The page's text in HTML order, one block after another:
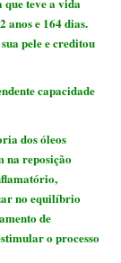
anos e 164 dias.
pele e creditou
capacidade
dos óleos
na reposição
no equilíbrio
de
o processo